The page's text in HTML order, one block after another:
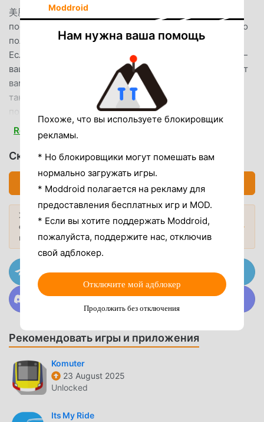
美歴 Будучи очень популярным приложением life в
последнее время, оно привлекло большое количество
пользователей, которым нравится life, по всему миру.
Если вы хотите загрузить это приложение, moddroid —
ваш лучший выбор. moddroid не только предоставляет
вам последнюю версию 美歴 114.0.0 бесплатно, но
также бесплатно предоставляет моды Free, которые
помогут вам бесплатно разблокировать все функции
приложения. moddroid обещает, что все моды 美歴 не
будут взимать с пользователей никакой платы, они на
100% безопасны, доступны и бесплатны для установки.
Просто скачайте клиент moddroid, вы можете загрузить
и установить 美歴 114.0.0 одним щелчком мыши. Чего
же вы ждете, скачайте moddroid прямо сейчас!
УДОБНЫЕ ФУНКЦИИ
美歴 Как популярное приложение life, его мощные
функции привлекли большое количество
пользователей. По сравнению с традиционными
приложениями life, 美歴 предоставляет более широкие
возможности и более мощные функции. Вам нужно
легко использовать все функции, и это совершенно
бесплатно! Кроме того, moddroid также поддерживает
приложение life для любителей обмениваться опытом
друг с другом, делиться счастьем, с которым они
сталкиваются в приложении, чего же вы ждете,
Read more
Скачать 美歴 (MOD, Unlocked)
Хотите больше? Просмотрите
самые популярные Mod APK2026
года.
Популярные моды →
Присоединяйтесь к @MODDROID.CO в сообществе
Discord
Рекомендовать игры и приложения
Komuter
23 August 2025
Unlocked
Its My Ride
Moddroid
Нам нужна ваша помощь
Похоже, что вы используете блокировщик
рекламы.
* Но блокировщики могут помешать вам
нормально загружать игры.
* Moddroid полагается на рекламу для
предоставления бесплатных игр и MOD.
* Если вы хотите поддержать Moddroid,
пожалуйста, поддержите нас, отключив
свой адблокер.
Отключите мой адблокер
Продолжить без отключения